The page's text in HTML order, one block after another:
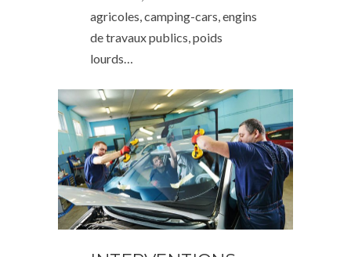
agricoles, camping-cars, engins
de travaux publics, poids
lourds…